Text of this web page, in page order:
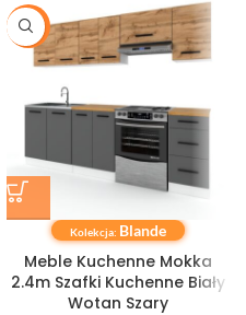
-20%
Kolekcja: Blande
Meble Kuchenne Mokka
2.4m Szafki Kuchenne Biały
Wotan Szary